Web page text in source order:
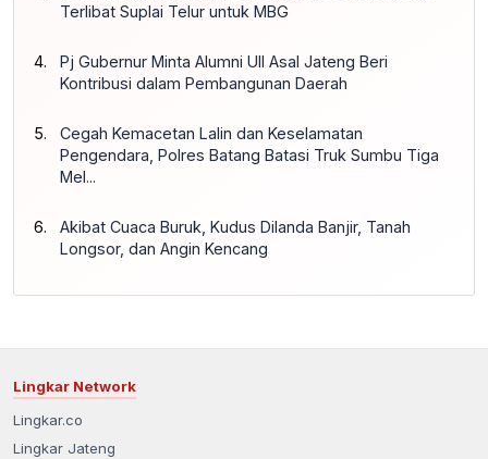
Terlibat Suplai Telur untuk MBG
Pj Gubernur Minta Alumni UII Asal Jateng Beri
Kontribusi dalam Pembangunan Daerah
Cegah Kemacetan Lalin dan Keselamatan
Pengendara, Polres Batang Batasi Truk Sumbu Tiga
Mel...
Akibat Cuaca Buruk, Kudus Dilanda Banjir, Tanah
Longsor, dan Angin Kencang
Lingkar Network
Lingkar.co
Lingkar Jateng